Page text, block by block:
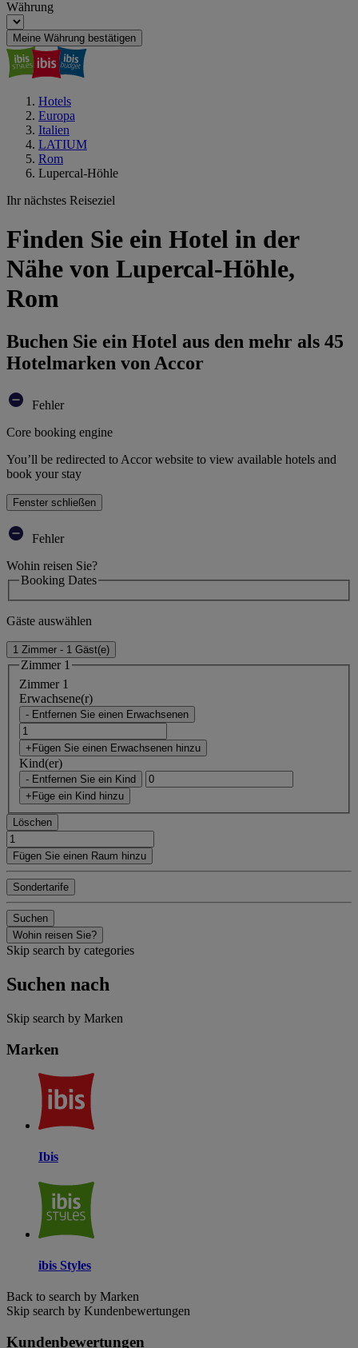
Währung
Meine Währung bestätigen
Hotels
Europa
Italien
LATIUM
Rom
Lupercal-Höhle
Ihr nächstes Reiseziel
Finden Sie ein Hotel in der
Nähe von Lupercal-Höhle,
Rom
Buchen Sie ein Hotel aus den mehr als 45
Hotelmarken von Accor
Fehler
Core booking engine
You’ll be redirected to Accor website to view available hotels and
book your stay
Fenster schließen
Fehler
Wohin reisen Sie?
Booking Dates
Gäste auswählen
1 Zimmer - 1 Gäst(e)
Zimmer 1
Zimmer 1
Erwachsene(r)
- Entfernen Sie einen Erwachsenen
+Fügen Sie einen Erwachsenen hinzu
Kind(er)
- Entfernen Sie ein Kind
+Füge ein Kind hinzu
Löschen
Fügen Sie einen Raum hinzu
Sondertarife
Suchen
Wohin reisen Sie?
Skip search by categories
Suchen nach
Skip search by Marken
Marken
Ibis
ibis Styles
Back to search by Marken
Skip search by Kundenbewertungen
Kundenbewertungen